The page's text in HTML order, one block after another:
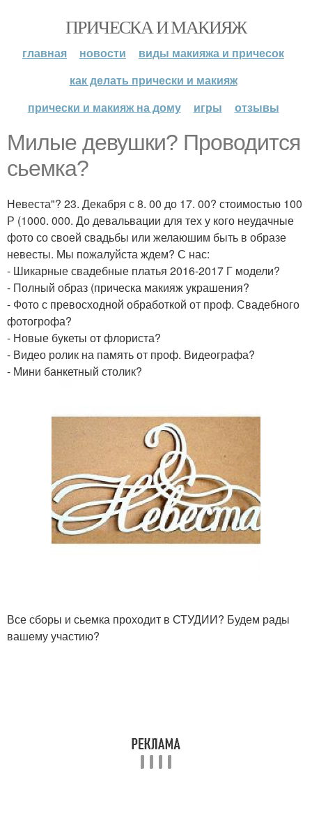
ПРИЧЕСКА И МАКИЯЖ
главная новости
виды макияжа и причесок
как делать прически и макияж
прически и макияж на дому
игры отзывы
Милые девушки? Проводится
сьемка?
Невеста"? 23. Декабря с 8. 00 до 17. 00? стоимостью 100
Р (1000. 000. До девальвации для тех у кого неудачные
фото со своей свадьбы или желаюшим быть в образе
невесты. Мы пожалуйста ждем? С нас:
- Шикарные свадебные платья 2016-2017 Г модели?
- Полный образ (прическа макияж украшения?
- Фото с превосходной обработкой от проф. Свадебного
фотогрофа?
- Новые букеты от флориста?
- Видео ролик на память от проф. Видеографа?
- Мини банкетный столик?
Все сборы и сьемка проходит в СТУДИИ? Будем рады
вашему участию?